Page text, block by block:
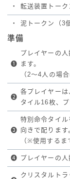
・ 転送装置トーク
・ 泥トークン（3
準備
❶
プレイヤーの
ます。
（2～4人の場
❷
各プレイヤー
タイル16枚、
❸
特別命令タイ
向きで配ります
（※使用するま
❹ プレイヤーの
クリスタルト